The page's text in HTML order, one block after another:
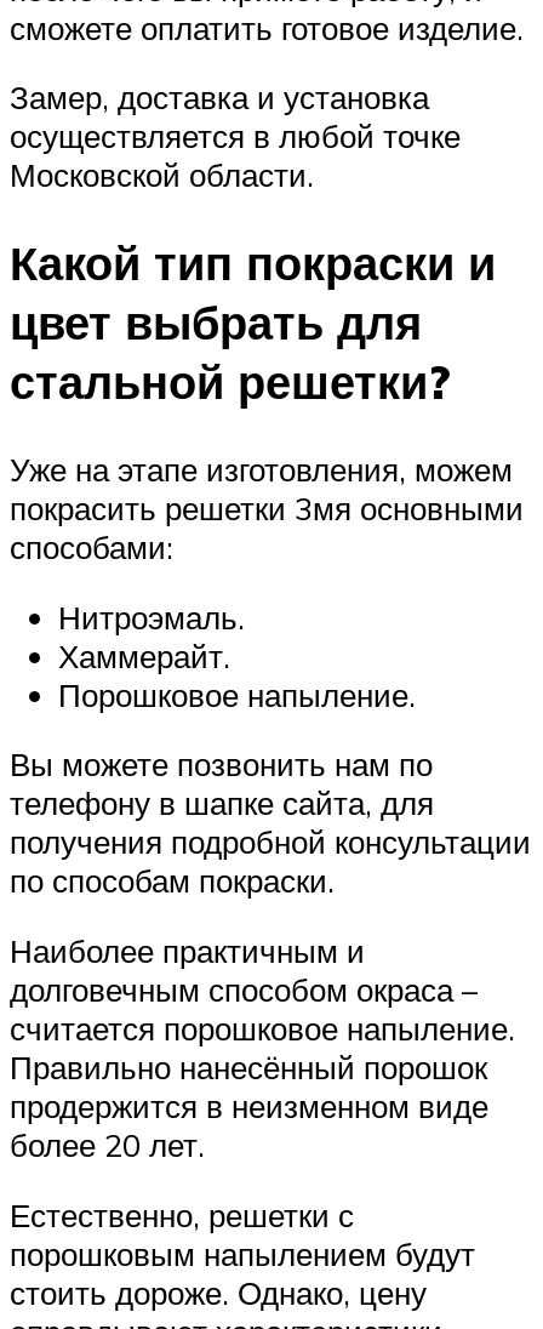
сможете оплатить готовое изделие.
Замер, доставка и установка
осуществляется в любой точке
Московской области.
Какой тип покраски и
цвет выбрать для
стальной решетки?
Уже на этапе изготовления, можем
покрасить решетки 3мя основными
способами:
Нитроэмаль.
Хаммерайт.
Порошковое напыление.
Вы можете позвонить нам по
телефону в шапке сайта, для
получения подробной консультации
по способам покраски.
Наиболее практичным и
долговечным способом окраса –
считается порошковое напыление.
Правильно нанесённый порошок
продержится в неизменном виде
более 20 лет.
Естественно, решетки с
порошковым напылением будут
стоить дороже. Однако, цену